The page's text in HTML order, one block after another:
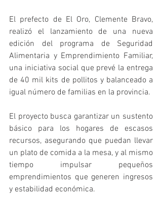
El prefecto de El Oro, Clemente Bravo,
realizó el lanzamiento de una nueva
edición del programa de Seguridad
Alimentaria y Emprendimiento Familiar,
una iniciativa social que prevé la entrega
de 40 mil kits de pollitos y balanceado a
igual número de familias en la provincia.
El proyecto busca garantizar un sustento
básico para los hogares de escasos
recursos, asegurando que puedan llevar
un plato de comida a la mesa, y al mismo
tiempo impulsar pequeños
emprendimientos que generen ingresos
y estabilidad económica.